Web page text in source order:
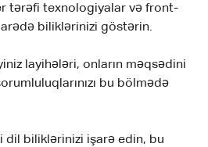
tərəfi texnologiyalar və front-
biliklərinizi göstərin.
layihələri, onların məqsədini
bu bölmədə
dil biliklərinizi işarə edin, bu